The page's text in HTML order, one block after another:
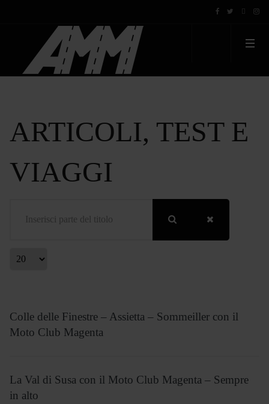
ARTICOLI, TEST E
VIAGGI
Visualizza #
Colle delle Finestre – Assietta – Sommeiller con il
Moto Club Magenta
La Val di Susa con il Moto Club Magenta – Sempre
in alto